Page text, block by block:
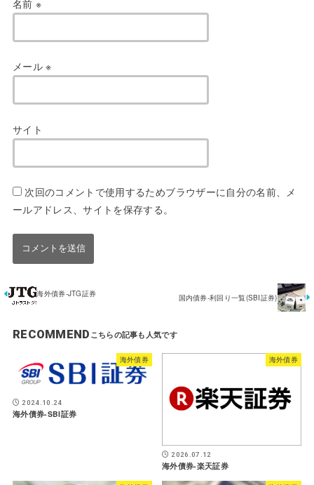
名前 ※
メール※
サイト
次回のコメントで使用するためブラウザーに自分の名前、メ
ールアドレス、サイトを保存する。
海外債券-JTG証券 国内債券-利回り一覧(SBI証券)
RECOMMEND
海外債券
2024.10.24
海外債券-SBI証券
海外債券
2026.07.12
海外債券-楽天証券